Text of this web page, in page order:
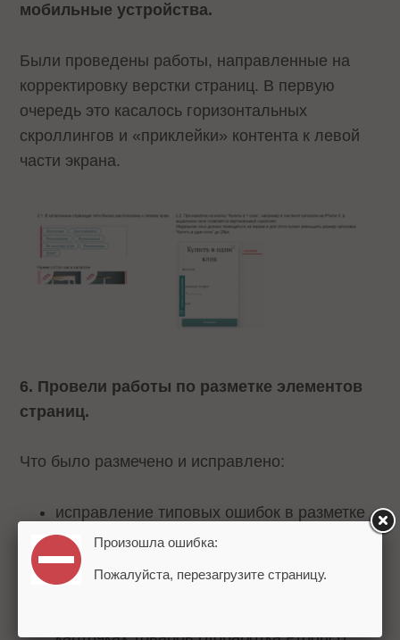
мобильные устройства.
Были проведены работы, направленные на
корректировку верстки страниц. В первую
очередь это касалось горизонтальных
скроллингов и «приклейки» контента к левой
части экрана.
6. Провели работы по разметке элементов
страниц.
Что было размечено и исправлено:
исправление типовых ошибок в разметке
JSON-LD;
исправление типовых ошибок в разметке
хлебных крошек;
Произошла ошибка:
Пожалуйста, перезагрузите страницу.